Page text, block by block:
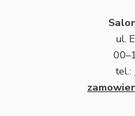
ul.
tel.: